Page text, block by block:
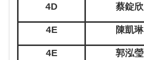
4D 蔡錠欣
4E 陳凱琳
4E 郭泓瑩